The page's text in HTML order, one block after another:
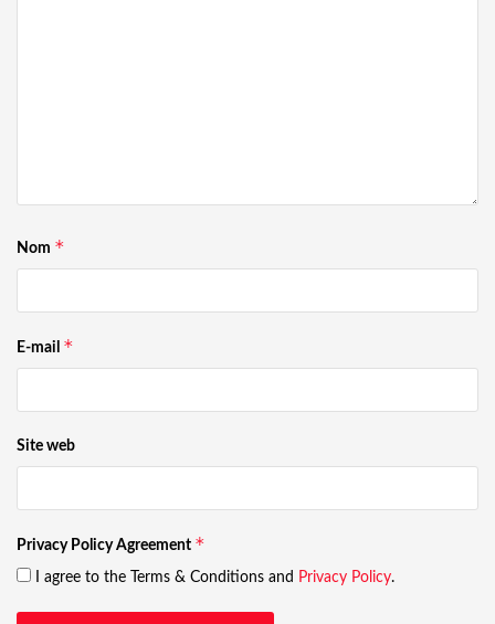
Nom *
E-mail *
Site web
Privacy Policy Agreement *
I agree to the Terms & Conditions and Privacy Policy.